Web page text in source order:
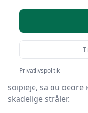
Solcreme er en
hudplejerutine, især
dybdegående
solpleje, så du
skadelige stråler.
Privatlivspolitik